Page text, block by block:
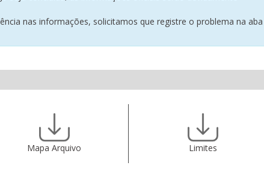
nas informações, solicitamos que registre o problema na aba
Mapa Arquivo Limites